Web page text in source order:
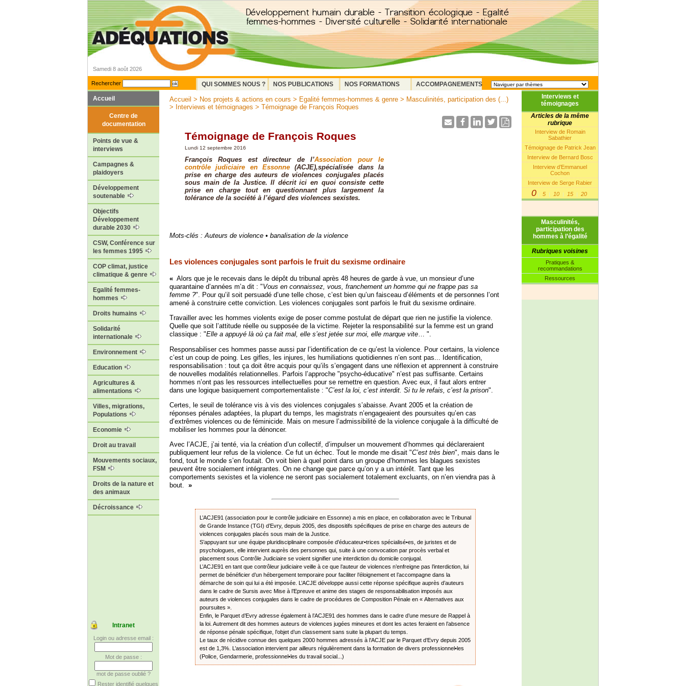
Samedi 8 août 2026
Rechercher QUI SOMMES NOUS ? NOS PUBLICATIONS NOS FORMATIONS
ACCOMPAGNEMENTS
Accueil
Centre de
documentation
Points de vue &
interviews
Campagnes &
plaidoyers
Développement
soutenable
Objectifs
Développement
durable 2030
CSW, Conférence sur
les femmes 1995
COP climat, justice
climatique & genre
Egalité femmes-
hommes
Droits humains
Solidarité
internationale
Environnement
Education
Agricultures &
alimentations
Villes, migrations,
Populations
Economie
Droit au travail
Mouvements sociaux,
FSM
Droits de la nature et
des animaux
Décroissance
Intranet
Login ou adresse email :
Mot de passe :
mot de passe oublié ?
Rester identifié quelques
Interviews et
témoignages
Articles de la même
rubrique
Interview de Romain
Sabathier
Témoignage de Patrick Jean
Interview de Bernard Bosc
Interview d’Emmanuel
Cochon
Interview de Serge Rabier
0 | 5 | 10 | 15 | 20
Masculinités,
participation des
hommes à l’égalité
Rubriques voisines
Pratiques &
recommandations
Ressources
Accueil > Nos projets & actions en cours > Egalité femmes-hommes & genre > Masculinités, participation des (...)
> Interviews et témoignages > Témoignage de François Roques
Témoignage de François Roques
Lundi 12 septembre 2016
François Roques est directeur de l’Association pour le
contrôle judiciaire en Essonne (ACJE),spécialisée dans la
prise en charge des auteurs de violences conjugales placés
sous main de la Justice. Il décrit ici en quoi consiste cette
prise en charge tout en questionnant plus largement la
tolérance de la société à l’égard des violences sexistes.
Mots-clés : Auteurs de violence • banalisation de la violence
Les violences conjugales sont parfois le fruit du sexisme ordinaire
« Alors que je le recevais dans le dépôt du tribunal après 48 heures de garde à vue, un monsieur d’une
quarantaine d’années m’a dit : "Vous en connaissez, vous, franchement un homme qui ne frappe pas sa
femme ?". Pour qu’il soit persuadé d’une telle chose, c’est bien qu’un faisceau d’éléments et de personnes l’ont
amené à construire cette conviction. Les violences conjugales sont parfois le fruit du sexisme ordinaire.
Travailler avec les hommes violents exige de poser comme postulat de départ que rien ne justifie la violence.
Quelle que soit l’attitude réelle ou supposée de la victime. Rejeter la responsabilité sur la femme est un grand
classique : "Elle a appuyé là où ça fait mal, elle s’est jetée sur moi, elle marque vite… ".
Responsabiliser ces hommes passe aussi par l’identification de ce qu’est la violence. Pour certains, la violence
c’est un coup de poing. Les gifles, les injures, les humiliations quotidiennes n’en sont pas... Identification,
responsabilisation : tout ça doit être acquis pour qu’ils s’engagent dans une réflexion et apprennent à construire
de nouvelles modalités relationnelles. Parfois l’approche "psycho-éducative" n’est pas suffisante. Certains
hommes n’ont pas les ressources intellectuelles pour se remettre en question. Avec eux, il faut alors entrer
dans une logique basiquement comportementaliste : "C’est la loi, c’est interdit. Si tu le refais, c’est la prison".
Certes, le seuil de tolérance vis à vis des violences conjugales s’abaisse. Avant 2005 et la création de
réponses pénales adaptées, la plupart du temps, les magistrats n’engageaient des poursuites qu’en cas
d’extrêmes violences ou de féminicide. Mais on mesure l’admissibilité de la violence conjugale à la difficulté de
mobiliser les hommes pour la dénoncer.
Avec l’ACJE, j’ai tenté, via la création d’un collectif, d’impulser un mouvement d’hommes qui déclareraient
publiquement leur refus de la violence. Ce fut un échec. Tout le monde me disait "C’est très bien", mais dans le
fond, tout le monde s’en foutait. On voit bien à quel point dans un groupe d’hommes les blagues sexistes
peuvent être socialement intégrantes. On ne change que parce qu’on y a un intérêt. Tant que les
comportements sexistes et la violence ne seront pas socialement totalement excluants, on n’en viendra pas à
bout.
»
L’ACJE91 (association pour le contrôle judiciaire en Essonne) a mis en place, en collaboration avec le Tribunal
de Grande Instance (TGI) d’Evry, depuis 2005, des dispositifs spécifiques de prise en charge des auteurs de
violences conjugales placés sous main de la Justice.
S’appuyant sur une équipe pluridisciplinaire composée d’éducateur•trices spécialisé•es, de juristes et de
psychologues, elle intervient auprès des personnes qui, suite à une convocation par procès verbal et
placement sous Contrôle Judiciaire se voient signifier une interdiction du domicile conjugal.
L’ACJE91 en tant que contrôleur judiciaire veille à ce que l’auteur de violences n’enfreigne pas l’interdiction, lui
permet de bénéficier d’un hébergement temporaire pour faciliter l’éloignement et l’accompagne dans la
démarche de soin qui lui a été imposée. L’ACJE développe aussi cette réponse spécifique auprès d’auteurs
dans le cadre de Sursis avec Mise à l’Epreuve et anime des stages de responsabilisation imposés aux
auteurs de violences conjugales dans le cadre de procédures de Composition Pénale en « Alternatives aux
poursuites ».
Enfin, le Parquet d’Evry adresse également à l’ACJE91 des hommes dans le cadre d’une mesure de Rappel à
la loi. Autrement dit des hommes auteurs de violences jugées mineures et dont les actes feraient en l’absence
de réponse pénale spécifique, l’objet d’un classement sans suite la plupart du temps.
Le taux de récidive connue des quelques 2000 hommes adressés à l’ACJE par le Parquet d’Evry depuis 2005
est de 1,3%. L’association intervient par ailleurs régulièrement dans la formation de divers professionnel•les
(Police, Gendarmerie, professionnel•les du travail social...)